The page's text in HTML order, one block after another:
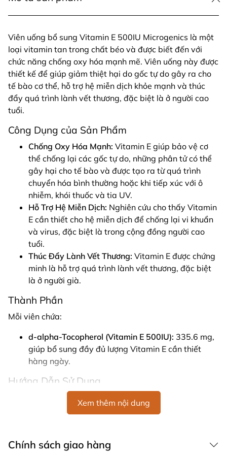
Viên uống bổ sung Vitamin E 500IU Microgenics là một
loại vitamin tan trong chất béo và được biết đến với
chức năng chống oxy hóa mạnh mẽ. Viên uống này được
thiết kế để giúp giảm thiệt hại do gốc tự do gây ra cho
tế bào cơ thể, hỗ trợ hệ miễn dịch khỏe mạnh và thúc
đẩy quá trình lành vết thương, đặc biệt là ở người cao
tuổi.
Công Dụng của Sản Phẩm
Chống Oxy Hóa Mạnh: Vitamin E giúp bảo vệ cơ
thể chống lại các gốc tự do, những phân tử có thể
gây hại cho tế bào và được tạo ra từ quá trình
chuyển hóa bình thường hoặc khi tiếp xúc với ô
nhiễm, khói thuốc và tia UV.
Hỗ Trợ Hệ Miễn Dịch: Nghiên cứu cho thấy Vitamin
E cần thiết cho hệ miễn dịch để chống lại vi khuẩn
và virus, đặc biệt là trong cộng đồng người cao
tuổi.
Thúc Đẩy Lành Vết Thương: Vitamin E được chứng
minh là hỗ trợ quá trình lành vết thương, đặc biệt
là ở người già.
Thành Phần
Mỗi viên chứa:
d-alpha-Tocopherol (Vitamin E 500IU): 335.6 mg,
giúp bổ sung đầy đủ lượng Vitamin E cần thiết
hàng ngày.
Hướng Dẫn Sử Dụng
Người lớn uống 1-2 viên mềm mỗi ngày
cùng với bữa ăn hoặc theo chỉ định của chuyên gia
trẻ em.
Xem thêm nội dung
Chính sách giao hàng